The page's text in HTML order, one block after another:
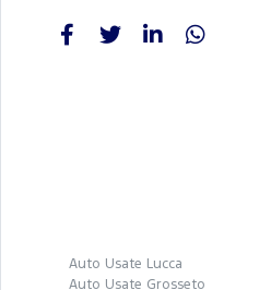
Auto Usate Lucca
Auto Usate Grosseto